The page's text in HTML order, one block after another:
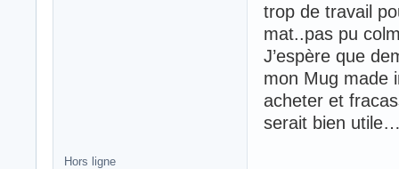
trop de travail
mat..pas pu
J’espère que
mon Mug made
acheter et
serait bien
Hors ligne